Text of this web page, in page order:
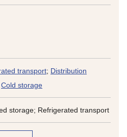
transport; Distribution
Cold storage
storage; Refrigerated transport